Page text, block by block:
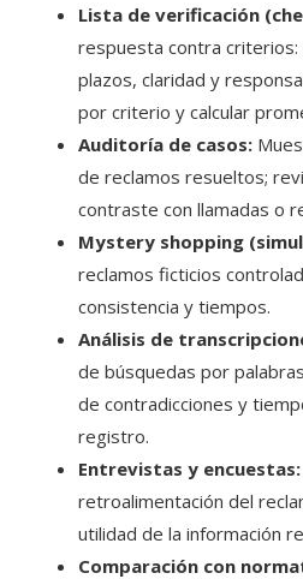
Lista de verificación
respuesta contra criterios:
plazos, claridad y
por criterio y calcular
Auditoría de casos:
de reclamos resueltos;
contraste con llamadas o
Mystery shopping
reclamos ficticios
consistencia y tiempos.
Análisis de
de búsquedas por
de contradicciones y
registro.
Entrevistas y encuestas:
retroalimentación del
utilidad de la información
Comparación con